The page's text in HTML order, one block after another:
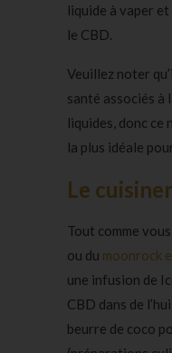
liquide à vaper
le CBD.
Veuillez noter
santé associés à
liquides, donc ce
la plus idéale
Le cuisiner
Tout comme
ou du moonrock
une infusion de
CBD dans de
beurre de coco